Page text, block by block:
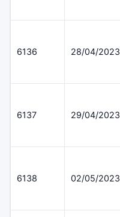
6136 28/04/2023
6137 29/04/2023
6138 02/05/2023